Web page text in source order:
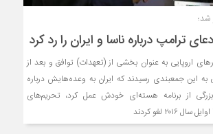
شد؛
ترامپ درباره ناسا و ایران را رد کرد
اروپایی به عنوان بخشی از (تعهدات) توافق و بعد از
به این جمعبندی رسیدند که ایران به وعده‌هایش درباره
از برنامه هسته‌ای خودش عمل کرد، تحریم‌های
لغو کردند